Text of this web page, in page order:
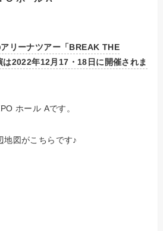
リーナツアー「BREAK THE
2022年12月17・18日に開催されま
ホール Aです。
地図がこちらです♪